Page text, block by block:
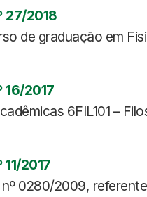
27/2018
de graduação em
16/2017
6FIL101 –
2017
0280/2009,